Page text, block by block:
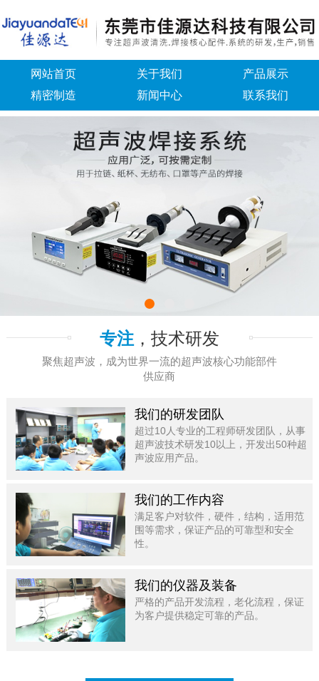
网站首页 关于我们
产品展示
精密制造
新闻中心 联系我们
专注，技术研发
聚焦超声波，成为世界一流的超声波核心功能部件
供应商
我们的研发团队
超过10人专业的工程师研发团队，从事
超声波技术研发10以上，开发出50种超
声波应用产品。
我们的工作内容
满足客户对软件，硬件，结构，适用范
围等需求，保证产品的可靠型和安全
性。
我们的仪器及装备
严格的产品开发流程，老化流程，保证
为客户提供稳定可靠的产品。